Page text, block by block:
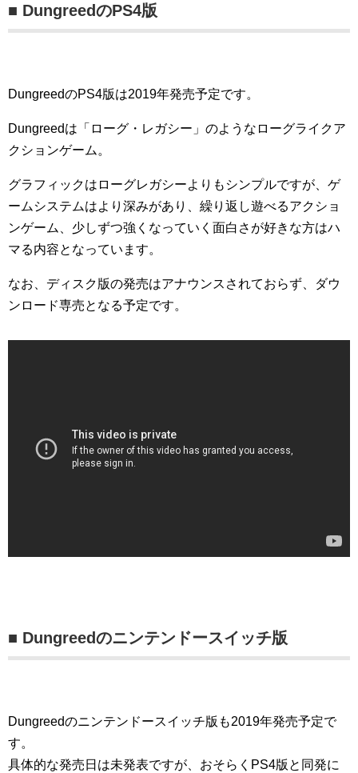
■ DungreedのPS4版
DungreedのPS4版は2019年発売予定です。
Dungreedは「ローグ・レガシー」のようなローグライクア
クションゲーム。
グラフィックはローグレガシーよりもシンプルですが、ゲ
ームシステムはより深みがあり、繰り返し遊べるアクショ
ンゲーム、少しずつ強くなっていく面白さが好きな方はハ
マる内容となっています。
なお、ディスク版の発売はアナウンスされておらず、ダウ
ンロード専売となる予定です。
■ Dungreedのニンテンドースイッチ版
Dungreedのニンテンドースイッチ版も2019年発売予定で
す。
具体的な発売日は未発表ですが、おそらくPS4版と同発に